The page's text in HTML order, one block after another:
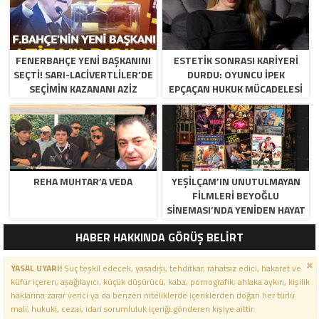
FENERBAHÇE YENI BAŞKANINI
SEÇTI! SARI-LACIVERTLILER’DE
SEÇIMIN KAZANANI AZIZ
YILDIRIM OLDU
ESTETIK SONRASI KARIYERI
DURDU: OYUNCU İPEK
EPÇAÇAN HUKUK MÜCADELESI
VERIYOR
REHA MUHTAR’A VEDA
YEŞILÇAM’IN UNUTULMAYAN
FILMLERI BEYOĞLU
SINEMASI’NDA YENIDEN HAYAT
BULUYOR
HABER HAKKINDA GÖRÜŞ BELİRT
YASAL UYARI!Suç teşkil edecek, yasadışı, tehditkar, rahatsız edici, hakaret ve
küfür içeren, aşağılayıcı, küçük düşürücü, kaba, pornografik, ahlaka aykırı, kişilik
haklarına zarar verici ya da benzeri niteliklerde içeriklerden doğan her türlü
mali, hukuki, cezai, idari sorumluluk içeriği gönderen kişiye aittir.